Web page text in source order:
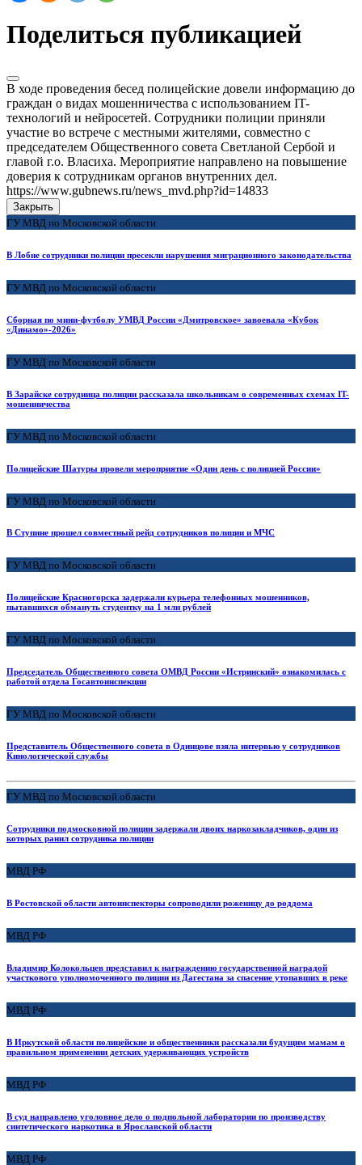
Поделиться публикацией
В ходе проведения бесед полицейские довели информацию до
граждан о видах мошенничества с использованием IT-
технологий и нейросетей. Сотрудники полиции приняли
участие во встрече с местными жителями, совместно с
председателем Общественного совета Светланой Сербой и
главой г.о. Власиха. Мероприятие направлено на повышение
доверия к сотрудникам органов внутренних дел.
https://www.gubnews.ru/news_mvd.php?id=14833
Закрыть
ГУ МВД по Московской области
В Лобне сотрудники полиции пресекли нарушения миграционного законодательства
ГУ МВД по Московской области
Сборная по мини-футболу УМВД России «Дмитровское» завоевала «Кубок
«Динамо»-2026»
ГУ МВД по Московской области
В Зарайске сотрудница полиции рассказала школьникам о современных схемах IT-
мошенничества
ГУ МВД по Московской области
Полицейские Шатуры провели мероприятие «Один день с полицией России»
ГУ МВД по Московской области
В Ступине прошел совместный рейд сотрудников полиции и МЧС
ГУ МВД по Московской области
Полицейские Красногорска задержали курьера телефонных мошенников,
пытавшихся обмануть студентку на 1 млн рублей
ГУ МВД по Московской области
Председатель Общественного совета ОМВД России «Истринский» ознакомилась с
работой отдела Госавтоинспекции
ГУ МВД по Московской области
Представитель Общественного совета в Одинцове взяла интервью у сотрудников
Кинологической службы
ГУ МВД по Московской области
Сотрудники подмосковной полиции задержали двоих наркозакладчиков, один из
которых ранил сотрудника полиции
МВД РФ
В Ростовской области автоинспекторы сопроводили роженицу до роддома
МВД РФ
Владимир Колокольцев представил к награждению государственной наградой
участкового уполномоченного полиции из Дагестана за спасение утопавших в реке
МВД РФ
В Иркутской области полицейские и общественники рассказали будущим мамам о
правильном применении детских удерживающих устройств
МВД РФ
В суд направлено уголовное дело о подпольной лаборатории по производству
синтетического наркотика в Ярославской области
МВД РФ